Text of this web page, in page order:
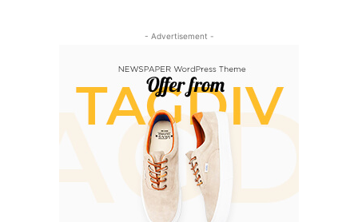
- Advertisement -